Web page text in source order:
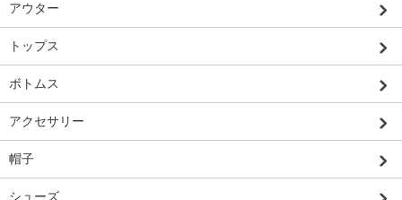
アウター
トップス
ボトムス
アクセサリー
帽子
シューズ